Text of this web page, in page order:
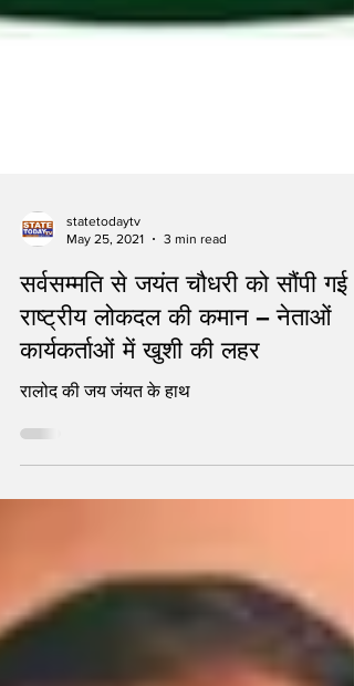
statetodaytv
May 25, 2021
3 min read
सर्वसम्मति से जयंत चौधरी को सौंपी गई
राष्ट्रीय लोकदल की कमान – नेताओं
कार्यकर्ताओं में खुशी की लहर
रालोद की जय जंयत के हाथ